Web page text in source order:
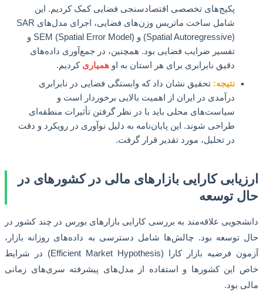
پکیج‌های تخصصی اقتصادسنجی فضایی کمک کردیم. این
شامل ساخت ماتریس وزن‌های فضایی، اجرای مدل‌های SAR
(Spatial Autoregressive) و SEM (Spatial Error Model) و
تفسیر ضرایب فضایی بود. همچنین، در جمع‌آوری داده‌های
دقیق نابرابری برای هر استان به او همیاریکردیم.
نتیجه:تحقیق نشان داد که وابستگی فضایی در نابرابری
درآمدی در ایران از اهمیت بالایی برخوردار است و
سیاست‌های محلی باید با در نظر گرفتن تأثیرات منطقه‌ای
طراحی شوند. این پایان‌نامه به دلیل نوآوری در رویکرد و دقت
در تحلیل، مورد تقدیر قرار گرفت.
کارایی بازارهای مالی در کشورهای در
توسعه
علاقه‌مند به بررسی کارایی بازارهای بورس در چند کشور در
توسعه بود. چالش‌ها شامل دسترسی به داده‌های روزانه بازار،
آزمون فرضیه بازار کارا (Efficient Market Hypothesis) در شرایط
این کشورها و استفاده از مدل‌های پیشرفته سری‌های زمانی
بود.